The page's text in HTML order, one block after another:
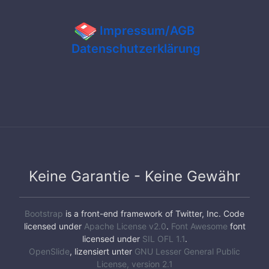
Impressum/AGB
Datenschutzerklärung
Keine Garantie - Keine Gewähr
Bootstrap is a front-end framework of Twitter, Inc. Code
licensed under Apache License v2.0. Font Awesome font
licensed under SIL OFL 1.1.
OpenSlide, lizensiert unter GNU Lesser General Public
License, version 2.1